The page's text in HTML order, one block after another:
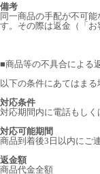
備考
同一商品の手配が不可
す。その際は返金（「お
■商品等の不具合による
以下の条件にあてはまる
対応条件
対応期間内に電話もしく
対応可能期間
商品到着後3日以内にご
返金額
商品代金全額